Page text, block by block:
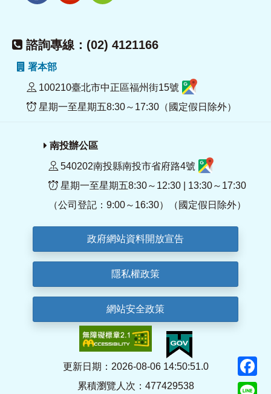
諮詢專線：(02) 4121166
署本部
100210臺北市中正區福州街15號
星期一至星期五8:30～17:30（國定假日除外）
南投辦公區
540202南投縣南投市省府路4號
星期一至星期五8:30～12:30 | 13:30～17:30
（公司登記：9:00～16:30）（國定假日除外）
政府網站資料開放宣告
隱私權政策
網站安全政策
更新日期：2026-08-06 14:50:51.0
累積瀏覽人次：477429538